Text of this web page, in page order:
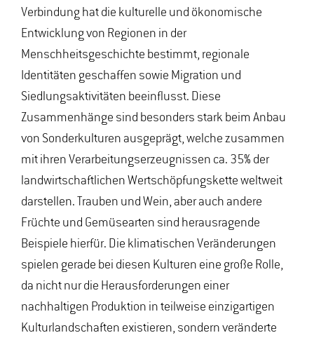
Verbindung hat die kulturelle und ökonomische
Entwicklung von Regionen in der
Menschheitsgeschichte bestimmt, regionale
Identitäten geschaffen sowie Migration und
Siedlungsaktivitäten beeinflusst. Diese
Zusammenhänge sind besonders stark beim Anbau
von Sonderkulturen ausgeprägt, welche zusammen
mit ihren Verarbeitungserzeugnissen ca. 35% der
landwirtschaftlichen Wertschöpfungskette weltweit
darstellen. Trauben und Wein, aber auch andere
Früchte und Gemüsearten sind herausragende
Beispiele hierfür. Die klimatischen Veränderungen
spielen gerade bei diesen Kulturen eine große Rolle,
da nicht nur die Herausforderungen einer
nachhaltigen Produktion in teilweise einzigartigen
Kulturlandschaften existieren, sondern veränderte